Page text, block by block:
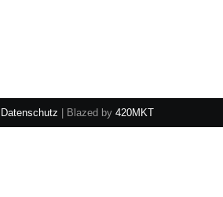
Datenschutz | Blazed by 420MKT